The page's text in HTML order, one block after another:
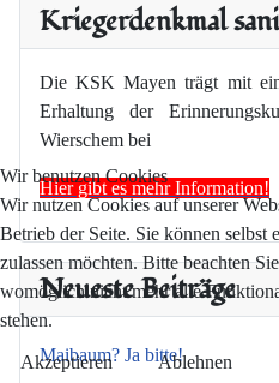
Kriegerdenkmal
Die KSK Mayen trägt mit
Erhaltung der
Wierschem bei
Hier gibt es mehr Information!
Neueste Beiträge
Maibaum? Ja bitte!
Wir benutzen Cookies
Wir nutzen Cookies auf unserer
Betrieb der Seite. Sie können selbst
zulassen möchten. Bitte beachten
womöglich nicht mehr alle
stehen.
Akzeptieren Ablehnen